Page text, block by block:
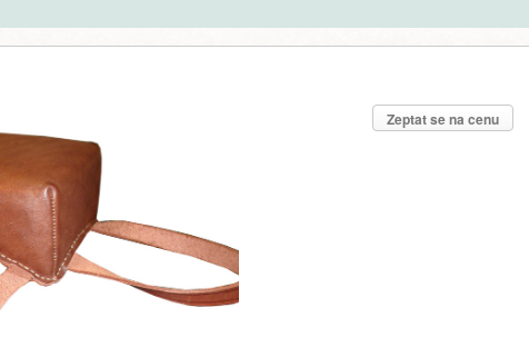
Zeptat se na cenu